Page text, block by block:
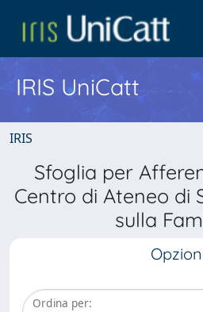
IRIS UniCatt
IRIS
Sfoglia per
Centro di Ateneo di
sulla
Ordina per: